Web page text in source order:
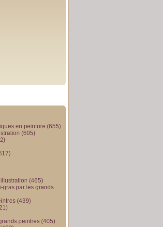
en peinture (655)
(605)
(465)
gras par les grands
(439)
peintres (405)